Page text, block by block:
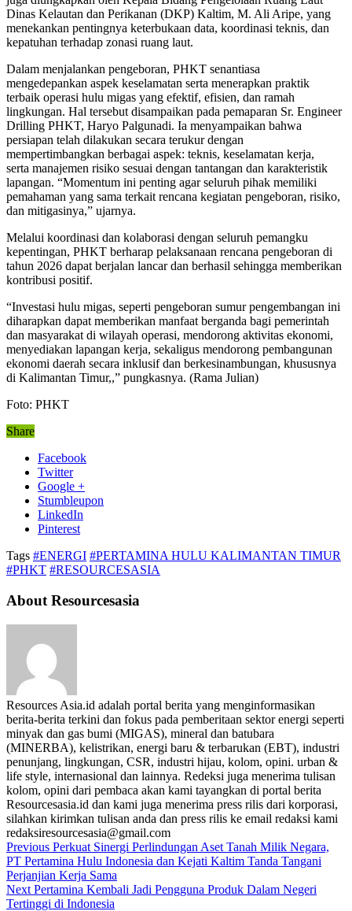
Dinas Kelautan dan Perikanan (DKP) Kaltim, M. Ali Aripe, yang
menekankan pentingnya keterbukaan data, koordinasi teknis, dan
kepatuhan terhadap zonasi ruang laut.
Dalam menjalankan pengeboran, PHKT senantiasa
mengedepankan aspek keselamatan serta menerapkan praktik
terbaik operasi hulu migas yang efektif, efisien, dan ramah
lingkungan. Hal tersebut disampaikan pada pemaparan Sr. Engineer
Drilling PHKT, Haryo Palgunadi. Ia menyampaikan bahwa
persiapan telah dilakukan secara terukur dengan
mempertimbangkan berbagai aspek: teknis, keselamatan kerja,
serta manajemen risiko sesuai dengan tantangan dan karakteristik
lapangan. “Momentum ini penting agar seluruh pihak memiliki
pemahaman yang sama terkait rencana kegiatan pengeboran, risiko,
dan mitigasinya,” ujarnya.
Melalui koordinasi dan kolaborasi dengan seluruh pemangku
kepentingan, PHKT berharap pelaksanaan rencana pengeboran di
tahun 2026 dapat berjalan lancar dan berhasil sehingga memberikan
kontribusi positif.
“Investasi hulu migas, seperti pengeboran sumur pengembangan ini
diharapkan dapat memberikan manfaat berganda bagi pemerintah
dan masyarakat di wilayah operasi, mendorong aktivitas ekonomi,
menyediakan lapangan kerja, sekaligus mendorong pembangunan
ekonomi daerah secara inklusif dan berkesinambungan, khususnya
di Kalimantan Timur,,” pungkasnya. (Rama Julian)
Foto: PHKT
Share
Facebook
Twitter
Google +
Stumbleupon
LinkedIn
Pinterest
Tags #ENERGI #PERTAMINA HULU KALIMANTAN TIMUR
#PHKT #RESOURCESASIA
About Resourcesasia
Resources Asia.id adalah portal berita yang menginformasikan
berita-berita terkini dan fokus pada pemberitaan sektor energi seperti
minyak dan gas bumi (MIGAS), mineral dan batubara
(MINERBA), kelistrikan, energi baru & terbarukan (EBT), industri
penunjang, lingkungan, CSR, industri hijau, kolom, opini. urban &
life style, internasional dan lainnya. Redeksi juga menerima tulisan
kolom, opini dari pembaca akan kami tayangkan di portal berita
Resourcesasia.id dan kami juga menerima press rilis dari korporasi,
silahkan kirimkan tulisan anda dan press rilis ke email redaksi kami
redaksiresourcesasia@gmail.com
Previous Perkuat Sinergi Perlindungan Aset Tanah Milik Negara,
PT Pertamina Hulu Indonesia dan Kejati Kaltim Tanda Tangani
Perjanjian Kerja Sama
Next Pertamina Kembali Jadi Pengguna Produk Dalam Negeri
Tertinggi di Indonesia